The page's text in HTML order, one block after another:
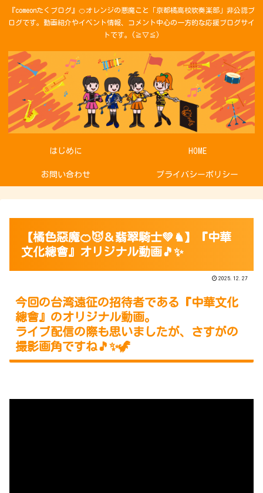
『comeonたくブログ』🍊オレンジの悪魔こと「京都橘高校吹奏楽部」非公認ブ
ログです。動画紹介やイベント情報、コメント中心の一方的な応援ブログサイ
トです。(≧▽≦)
はじめに HOME
お問い合わせ プライバシーポリシー
【橘色惡魔🍊😈＆翡翠騎士💚♞】『中華
文化總會』オリジナル動画🎵✨
2025.12.27
今回の台湾遠征の招待者である『中華文化
總會』のオリジナル動画。
ライブ配信の際も思いましたが、さすがの
撮影画角ですね🎵✨🦖